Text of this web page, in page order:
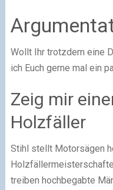
Wollt Ihr trotzdem eine
ich Euch gerne mal ein
Zeig mir
Holzfäller
Stihl stellt Motorsägen
treiben hochbegabte